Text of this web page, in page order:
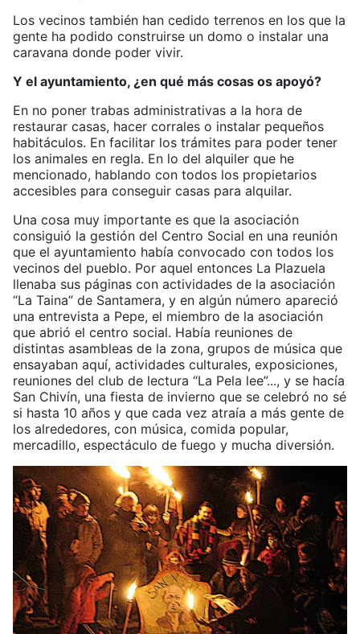
Los vecinos también han cedido terrenos en los que la
gente ha podido construirse un domo o instalar una
caravana donde poder vivir.
Y el ayuntamiento, ¿en qué más cosas os apoyó?
En no poner trabas administrativas a la hora de
restaurar casas, hacer corrales o instalar pequeños
habitáculos. En facilitar los trámites para poder tener
los animales en regla. En lo del alquiler que he
mencionado, hablando con todos los propietarios
accesibles para conseguir casas para alquilar.
Una cosa muy importante es que la asociación
consiguió la gestión del Centro Social en una reunión
que el ayuntamiento había convocado con todos los
vecinos del pueblo. Por aquel entonces La Plazuela
llenaba sus páginas con actividades de la asociación
“La Taina” de Santamera, y en algún número apareció
una entrevista a Pepe, el miembro de la asociación
que abrió el centro social. Había reuniones de
distintas asambleas de la zona, grupos de música que
ensayaban aquí, actividades culturales, exposiciones,
reuniones del club de lectura “La Pela lee”..., y se hacía
San Chivín, una fiesta de invierno que se celebró no sé
si hasta 10 años y que cada vez atraía a más gente de
los alrededores, con música, comida popular,
mercadillo, espectáculo de fuego y mucha diversión.